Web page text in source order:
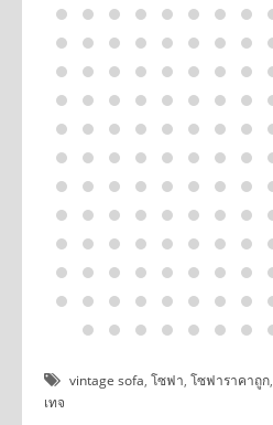
vintage sofa, โซฟา, โซฟาราคาถูก,
เทจ